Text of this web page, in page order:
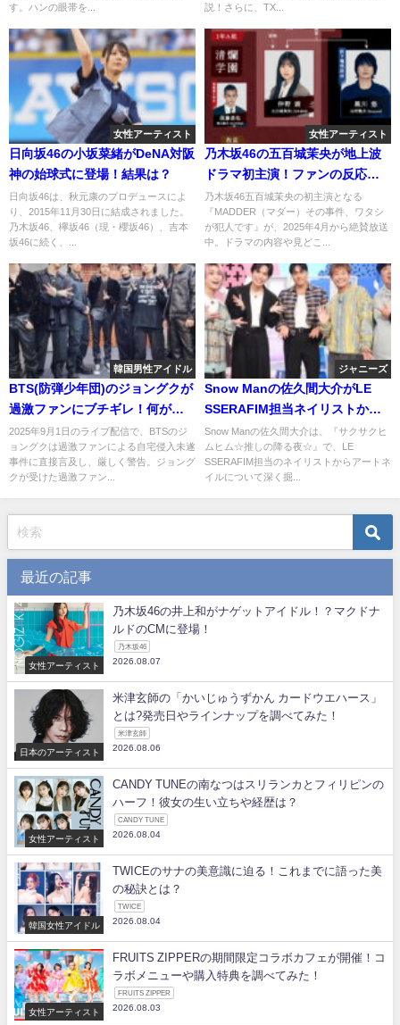
す。ハンの眼帯を...
説！さらに、TX...
女性アーティスト
日向坂46の小坂菜緒がDeNA対阪
神の始球式に登場！結果は？
日向坂46は、秋元康のプロデュースによ
り、2015年11月30日に結成されました。
乃木坂46、欅坂46（現・櫻坂46）、吉本
坂46に続く、...
女性アーティスト
乃木坂46の五百城茉央が地上波
ドラマ初主演！ファンの反応
は？
乃木坂46五百城茉央の初主演となる
『MADDER（マダー）その事件、ワタシ
が犯人です』が、2025年4月から絶賛放送
中。ドラマの内容や見どこ...
韓国男性アイドル
BTS(防弾少年団)のジョングクが
過激ファンにブチギレ！何があ
った？
2025年9月1日のライブ配信で、BTSのジ
ョングクは過激ファンによる自宅侵入未遂
事件に直接言及し、厳しく警告。ジョング
クが受けた過激ファン...
ジャニーズ
Snow Manの佐久間大介がLE
SSERAFIM担当ネイリストから
ネイルの魅力を学んだ！本人の
感想は？
Snow Manの佐久間大介は、『サクサクヒ
ムヒム☆推しの降る夜☆』で、LE
SSERAFIM担当のネイリストからアートネ
イルについて深く掘...
最近の記事
女性アーティスト
乃木坂46の井上和がナゲットアイドル！？マクドナ
ルドのCMに登場！
乃木坂46
2026.08.07
日本のアーティスト
米津玄師の「かいじゅうずかん カードウエハース」
とは?発売日やラインナップを調べてみた！
米津玄師
2026.08.06
女性アーティスト
CANDY TUNEの南なつはスリランカとフィリピンの
ハーフ！彼女の生い立ちや経歴は？
CANDY TUNE
2026.08.04
韓国女性アイドル
TWICEのサナの美意識に迫る！これまでに語った美
の秘訣とは？
TWICE
2026.08.04
女性アーティスト
FRUITS ZIPPERの期間限定コラボカフェが開催！コ
ラボメニューや購入特典を調べてみた！
FRUITS ZIPPER
2026.08.03